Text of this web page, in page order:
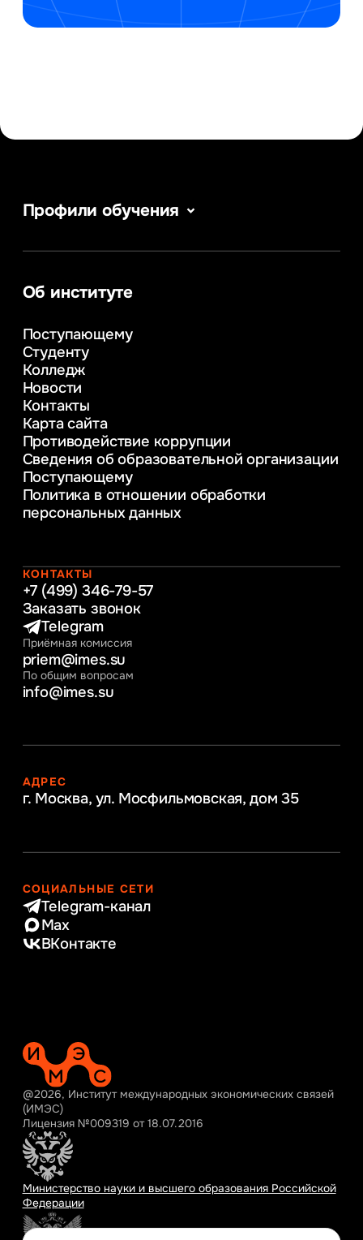
Профили обучения
Информатика
аналитика
Управление в сфере коммерческой
Психолого-педагогическое
консультирование и медиация
в образовании
Веб-дизайн
Управление инновационным развитием
предприятия
Уголовное право
Информационные технологии в бизнесе
Информационное и программное
обеспечение бизнес процессов
Управление человеческими ресурсами
Интернет-маркетинг
Об институте
Поступающему
Студенту
Колледж
Новости
Контакты
Карта сайта
Противодействие коррупции
Сведения об образовательной организации
Поступающему
Политика в отношении обработки
персональных данных
КОНТАКТЫ
+7 (499) 346-79-57
Заказать звонок
Telegram
Приёмная комиссия
priem@imes.su
По общим вопросам
info@imes.su
АДРЕС
г. Москва, ул. Мосфильмовская, дом 35
СОЦИАЛЬНЫЕ СЕТИ
Telegram-канал
Max
ВКонтакте
@2026, Институт международных экономических связей
(ИМЭС)
Лицензия №009319 от 18.07.2016
Министерство науки и высшего образования Российской
Федерации